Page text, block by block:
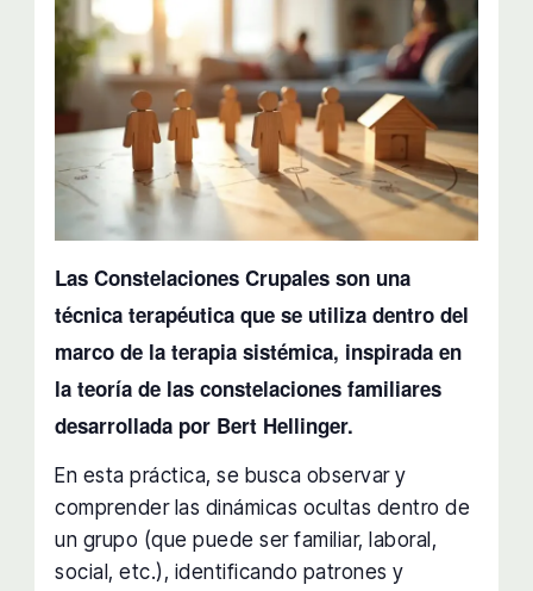
Las Constelaciones Crupales son una
técnica terapéutica que se utiliza dentro del
marco de la terapia sistémica, inspirada en
la teoría de las constelaciones familiares
desarrollada por Bert Hellinger.
En esta práctica, se busca observar y
comprender las dinámicas ocultas dentro de
un grupo (que puede ser familiar, laboral,
social, etc.), identificando patrones y